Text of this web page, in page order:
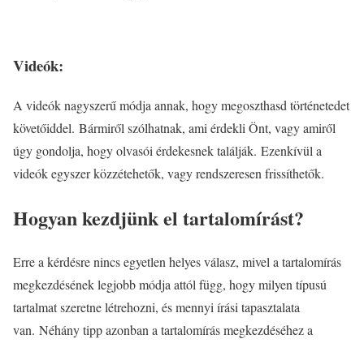
Videók:
A videók nagyszerű módja annak, hogy megoszthasd történetedet
követőiddel. Bármiről szólhatnak, ami érdekli Önt, vagy amiről
úgy gondolja, hogy olvasói érdekesnek találják. Ezenkívül a
videók egyszer közzétehetők, vagy rendszeresen frissíthetők.
Hogyan kezdjünk el tartalomírást?
Erre a kérdésre nincs egyetlen helyes válasz, mivel a tartalomírás
megkezdésének legjobb módja attól függ, hogy milyen típusú
tartalmat szeretne létrehozni, és mennyi írási tapasztalata
van. Néhány tipp azonban a tartalomírás megkezdéséhez a